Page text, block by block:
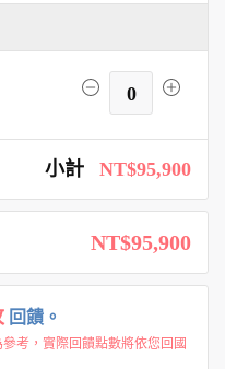
0
小計 NT$95,900
NT$95,900
回饋。
考，實際回饋點數將依您回國